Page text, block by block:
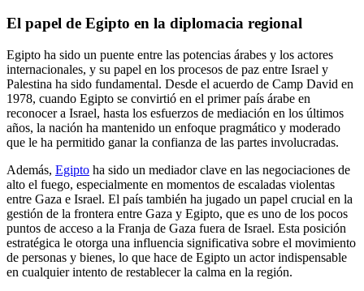
El papel de Egipto en la diplomacia regional
Egipto ha sido un puente entre las potencias árabes y los actores
internacionales, y su papel en los procesos de paz entre Israel y
Palestina ha sido fundamental. Desde el acuerdo de Camp David en
1978, cuando Egipto se convirtió en el primer país árabe en
reconocer a Israel, hasta los esfuerzos de mediación en los últimos
años, la nación ha mantenido un enfoque pragmático y moderado
que le ha permitido ganar la confianza de las partes involucradas.
Además, Egipto ha sido un mediador clave en las negociaciones de
alto el fuego, especialmente en momentos de escaladas violentas
entre Gaza e Israel. El país también ha jugado un papel crucial en la
gestión de la frontera entre Gaza y Egipto, que es uno de los pocos
puntos de acceso a la Franja de Gaza fuera de Israel. Esta posición
estratégica le otorga una influencia significativa sobre el movimiento
de personas y bienes, lo que hace de Egipto un actor indispensable
en cualquier intento de restablecer la calma en la región.